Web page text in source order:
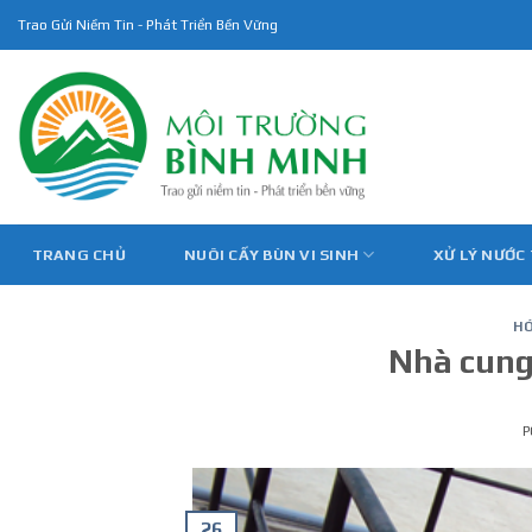
content
Trao Gửi Niềm Tin - Phát Triển Bền Vững
TRANG CHỦ NUÔI CẤY BÙN VI SINH XỬ LÝ
Nhà